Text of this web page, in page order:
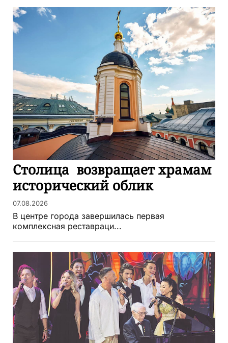
Столица возвращает храмам
исторический облик
07.08.2026
В центре города завершилась первая
комплексная реставраци...